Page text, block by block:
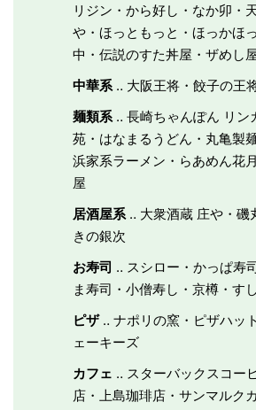
リジン・から好し・なか卯・
や・ほっともっと・ほっかほ
中・伝説のすた丼屋・ザめし
中華系‥ 大阪王将・餃子の王
麺類系‥ 長崎ちゃんぽん リン
苑・はなまるうどん・丸亀製
浜家系ラーメン・らあめん花
屋
居酒屋系‥ 大衆酒蔵 庄や・磯
きの銀次
お寿司 ‥ スシロー・かっぱ寿
ま寿司・小僧寿し・京樽・す
ピザ‥ ナポリの窯・ピザハッ
ェーキーズ
カフェ ‥ スターバックスコー
店・上島珈琲店・サンマルク